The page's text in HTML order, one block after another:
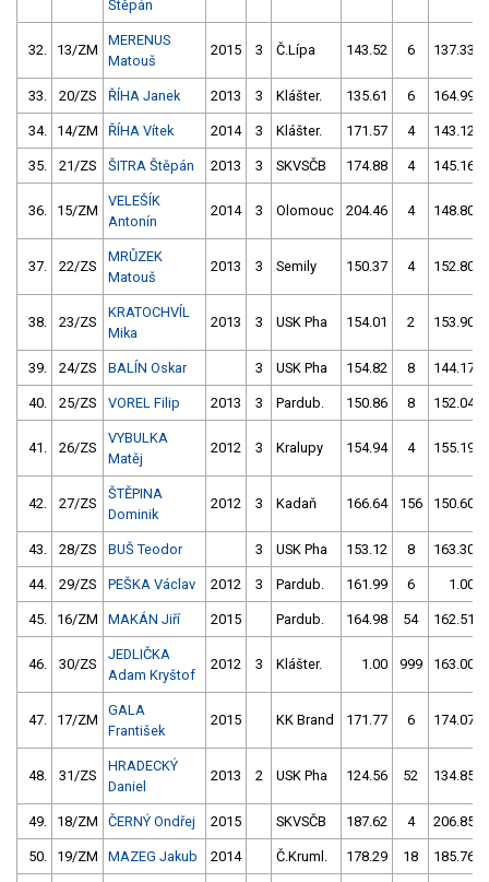
Štěpán
32. 13/ZM
MERENUS
Matouš
2015 3 Č.Lípa 143.52 6 137.33
33. 20/ZS ŘÍHA Janek 2013 3 Klášter. 135.61 6 164.99
34. 14/ZM ŘÍHA Vítek 2014 3 Klášter. 171.57 4 143.12
35. 21/ZS ŠITRA Štěpán 2013 3 SKVSČB 174.88 4 145.16
36. 15/ZM
VELEŠÍK
Antonín
2014 3 Olomouc 204.46 4 148.80
37. 22/ZS
MRŮZEK
Matouš
2013 3 Semily 150.37 4 152.80
38. 23/ZS
KRATOCHVÍL
Mika
2013 3 USK Pha 154.01 2 153.90
39. 24/ZS BALÍN Oskar 3 USK Pha 154.82 8 144.17
40. 25/ZS VOREL Filip 2013 3 Pardub. 150.86 8 152.04
41. 26/ZS
VYBULKA
Matěj
2012 3 Kralupy 154.94 4 155.19
42. 27/ZS
ŠTĚPINA
Dominik
2012 3 Kadaň 166.64 156 150.60
43. 28/ZS BUŠ Teodor 3 USK Pha 153.12 8 163.30
44. 29/ZS PEŠKA Václav 2012 3 Pardub. 161.99 6 1.00
45. 16/ZM MAKÁN Jiří 2015 Pardub. 164.98 54 162.51
46. 30/ZS
JEDLIČKA
Adam Kryštof
2012 3 Klášter. 1.00 999 163.00
47. 17/ZM
GALA
František
2015 KK Brand 171.77 6 174.07
48. 31/ZS
HRADECKÝ
Daniel
2013 2 USK Pha 124.56 52 134.85
49. 18/ZM ČERNÝ Ondřej 2015 SKVSČB 187.62 4 206.85
50. 19/ZM MAZEG Jakub 2014 Č.Kruml. 178.29 18 185.76